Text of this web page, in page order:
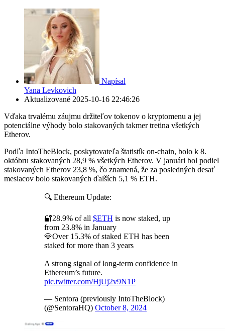
Napísal
Yana Levkovich
Aktualizované 2025-10-16 22:46:26
Vďaka trvalému záujmu držiteľov tokenov o kryptomenu a jej
potenciálne výhody bolo stakovaných takmer tretina všetkých
Etherov.
Podľa IntoTheBlock, poskytovateľa štatistík on-chain, bolo k 8.
októbru stakovaných 28,9 % všetkých Etherov. V januári bol podiel
stakovaných Etherov 23,8 %, čo znamená, že za posledných desať
mesiacov bolo stakovaných ďalších 5,1 % ETH.
🔍 Ethereum Update:
🔐28.9% of all $ETH is now staked, up
from 23.8% in January
💎Over 15.3% of staked ETH has been
staked for more than 3 years
A strong signal of long-term confidence in
Ethereum’s future.
pic.twitter.com/HjUj2v9N1P
— Sentora (previously IntoTheBlock)
(@SentoraHQ) October 8, 2024